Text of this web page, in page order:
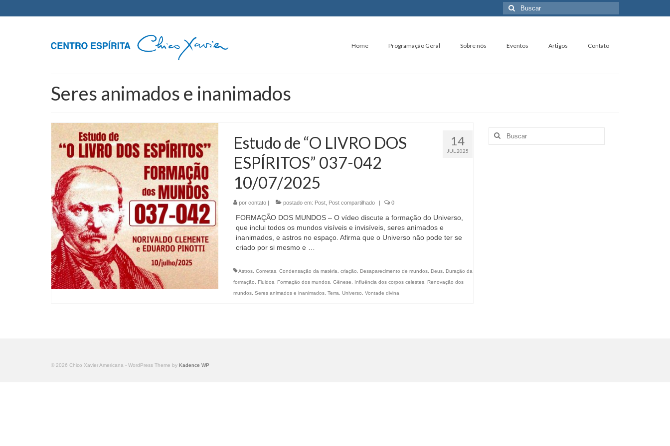
Buscar
por:
Home Programação Geral Sobre nós Eventos Artigos Contato
Seres animados e inanimados
14
JUL 2025
Estudo de “O LIVRO DOS
ESPÍRITOS” 037-042
10/07/2025
por contato| postado em: Post, Post compartilhado | 0
FORMAÇÃO DOS MUNDOS – O vídeo discute a formação do Universo,
que inclui todos os mundos visíveis e invisíveis, seres animados e
inanimados, e astros no espaço. Afirma que o Universo não pode ter se
criado por si mesmo e …
Astros, Cometas, Condensação da matéria criação Desaparecimento de mundos, Deus, Duração da
formação
Fluidos, Formação dos mundos, Gênese Influência dos corpos celestes, Renovação dos
mundos, Seres animados e inanimados, Terra Universo Vontade divina
Buscar
© 2026 Chico Xavier Americana - WordPress Theme by Kadence WP